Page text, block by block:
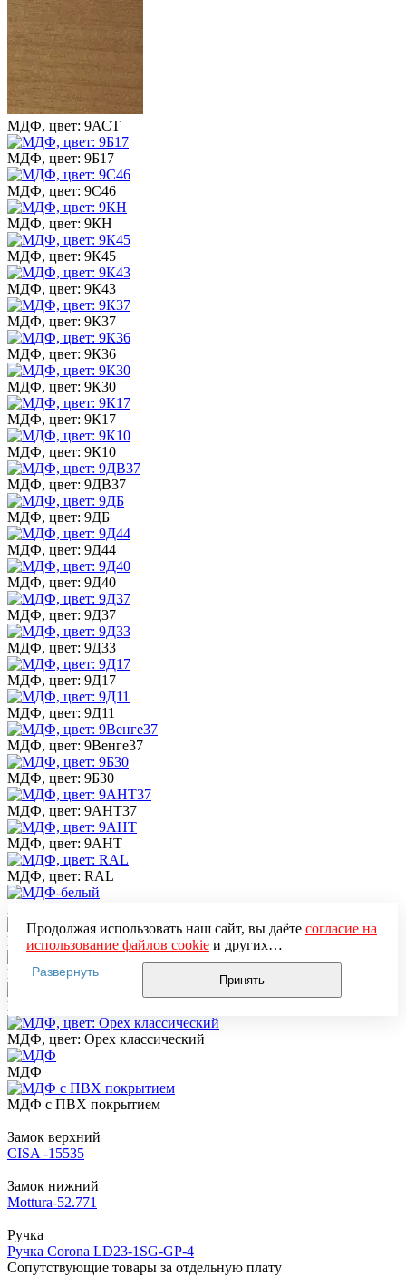
МДФ, цвет: 9АСТ
МДФ, цвет: 9Б17
МДФ, цвет: 9С46
МДФ, цвет: 9КН
МДФ, цвет: 9К45
МДФ, цвет: 9К43
МДФ, цвет: 9К37
МДФ, цвет: 9К36
МДФ, цвет: 9К30
МДФ, цвет: 9К17
МДФ, цвет: 9К10
МДФ, цвет: 9ДВ37
МДФ, цвет: 9ДБ
МДФ, цвет: 9Д44
МДФ, цвет: 9Д40
МДФ, цвет: 9Д37
МДФ, цвет: 9Д33
МДФ, цвет: 9Д17
МДФ, цвет: 9Д11
МДФ, цвет: 9Венге37
МДФ, цвет: 9Б30
МДФ, цвет: 9АНТ37
МДФ, цвет: 9АНТ
МДФ, цвет: RAL
МДФ-белый
МДФ, цвет: Махонь
МДФ, цвет: Тик
МДФ, цвет: По RAL 9010
МДФ, цвет: Орех классический
МДФ
МДФ с ПВХ покрытием
Замок верхний
CISA -15535
Замок нижний
Mottura-52.771
Ручка
Ручка Corona LD23-1SG-GP-4
Сопутствующие товары за отдельную плату
Продолжая использовать наш сайт, вы даёте согласие на
использование файлов cookieи других
пользовательских данных (включая IP-адрес, сведения о
местоположении, устройстве, действиях на сайте и т. п.)
для функционирования сайта, проведения
использования систем аналитики (например,
Яндекс.Метрика), в соответствии с нашей
Если вы не хотите, чтобы ваши данные обрабатывались,
настройте ограничения в браузере или покиньте сайт.
Развернуть
Принять